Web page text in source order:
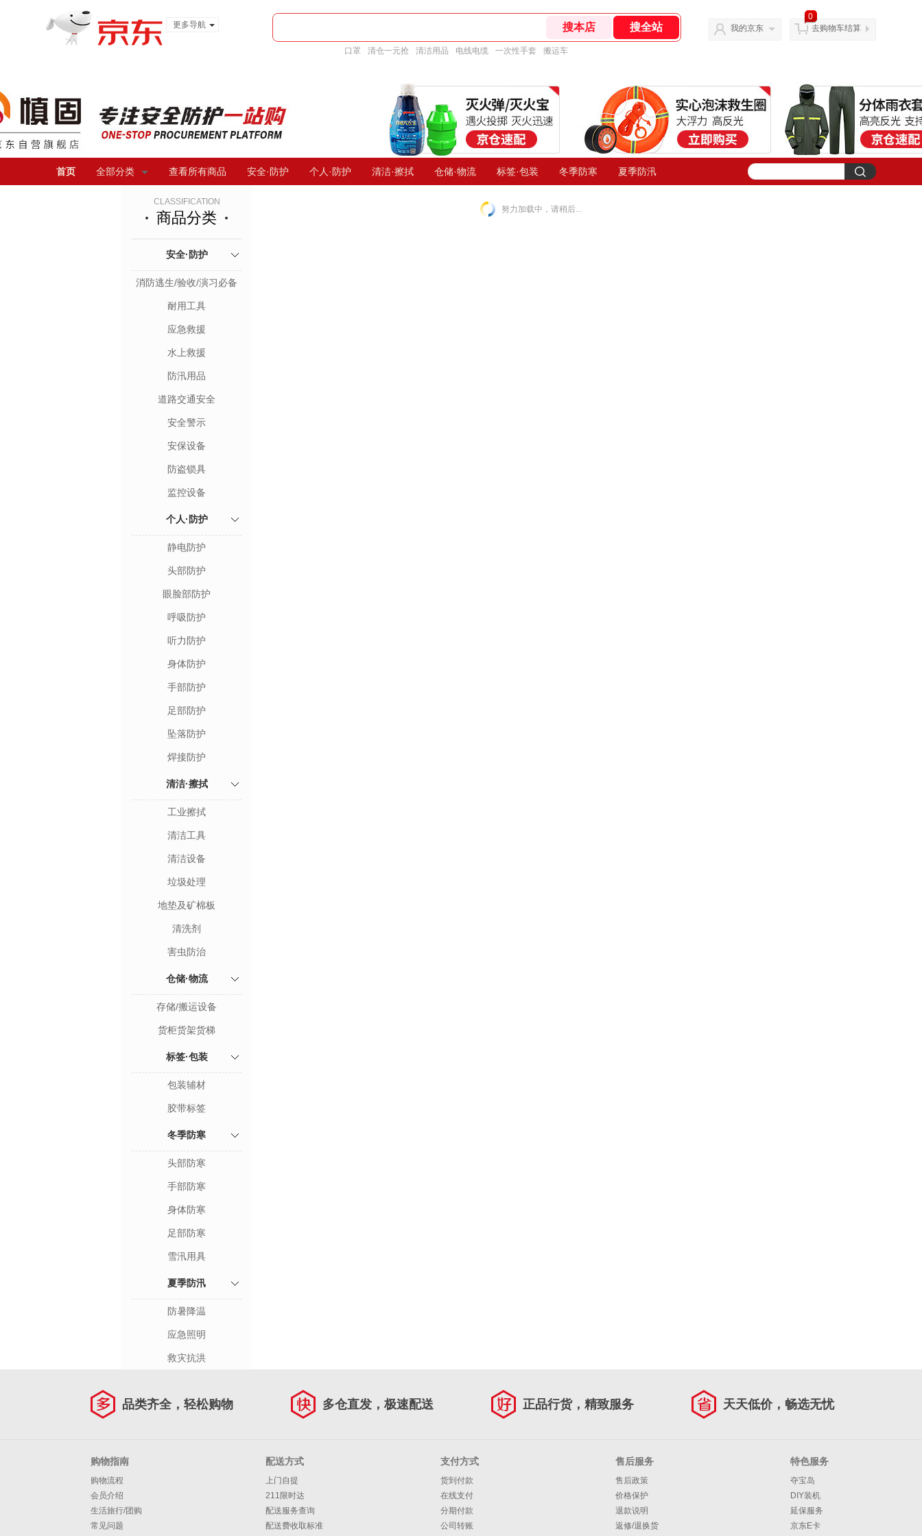
更多导航
口罩 清仓一元抢 清洁用品 电线电缆 一次性手套 搬运车
我的京东
0
去购物车结算
首页 全部分类 查看所有商品 安全·防护 个人·防护 清洁·擦拭 仓储·物流 标签·包装 冬季防寒 夏季防汛
CLASSIFICATION
商品分类
安全·防护
消防逃生/验收/演习必备
耐用工具
应急救援
水上救援
防汛用品
道路交通安全
安全警示
安保设备
防盗锁具
监控设备
个人·防护
静电防护
头部防护
眼脸部防护
呼吸防护
听力防护
身体防护
手部防护
足部防护
坠落防护
焊接防护
清洁·擦拭
工业擦拭
清洁工具
清洁设备
垃圾处理
地垫及矿棉板
清洗剂
害虫防治
仓储·物流
存储/搬运设备
货柜货架货梯
标签·包装
包装辅材
胶带标签
冬季防寒
头部防寒
手部防寒
身体防寒
足部防寒
雪汛用具
夏季防汛
防暑降温
应急照明
救灾抗洪
努力加载中，请稍后...
品类齐全，轻松购物 多仓直发，极速配送 正品行货，精致服务 天天低价，畅选无忧
购物指南
购物流程
会员介绍
生活旅行/团购
常见问题
配送方式
上门自提
211限时达
配送服务查询
配送费收取标准
支付方式
货到付款
在线支付
分期付款
公司转账
售后服务
售后政策
价格保护
退款说明
返修/退换货
特色服务
夺宝岛
DIY装机
延保服务
京东E卡